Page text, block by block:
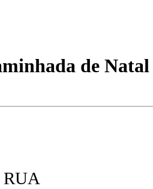
de